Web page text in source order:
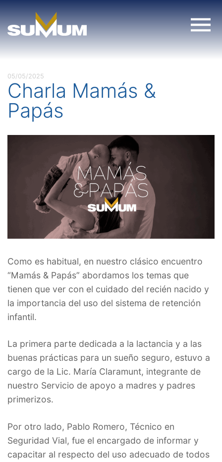
content
05/05/2025
Charla Mamás &
Papás
Como es habitual, en nuestro clásico encuentro
“Mamás & Papás” abordamos los temas que
tienen que ver con el cuidado del recién nacido y
la importancia del uso del sistema de retención
infantil.
La primera parte dedicada a la lactancia y a las
buenas prácticas para un sueño seguro, estuvo a
cargo de la Lic. María Claramunt, integrante de
nuestro Servicio de apoyo a madres y padres
primerizos.
Por otro lado, Pablo Romero, Técnico en
Seguridad Vial, fue el encargado de informar y
capacitar al respecto del uso adecuado de todos